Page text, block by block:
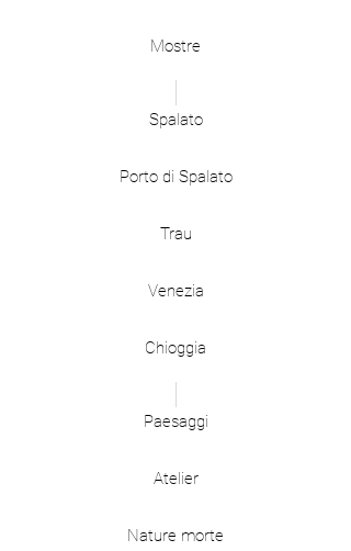
Mostre
Spalato
Porto di Spalato
Trau
Venezia
Chioggia
Paesaggi
Atelier
Nature morte